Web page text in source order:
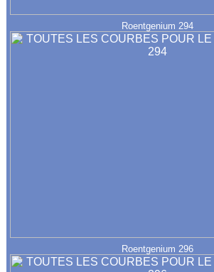
Roentgenium 294
Roentgenium 296